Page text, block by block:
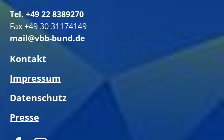
Tel. +49 22 8389270
Fax +49 30 31174149
mail@vbb-bund.de
Kontakt
Impressum
Datenschutz
Presse